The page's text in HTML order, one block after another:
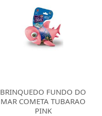
BRINQUEDO FUNDO DO
MAR COMETA TUBARAO
PINK